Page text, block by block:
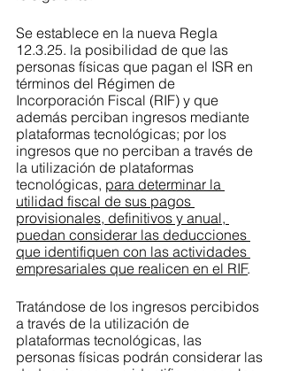
Se establece en la nueva Regla
12.3.25. la posibilidad de que las
personas físicas que pagan el ISR en
términos del Régimen de
Incorporación Fiscal (RIF) y que
además perciban ingresos mediante
plataformas tecnológicas; por los
ingresos que no perciban a través de
la utilización de plataformas
tecnológicas, para determinar la
utilidad fiscal de sus pagos
provisionales, definitivos y anual,
puedan considerar las deducciones
que identifiquen con las actividades
empresariales que realicen en el RIF.
Tratándose de los ingresos percibidos
a través de la utilización de
plataformas tecnológicas, las
personas físicas podrán considerar las